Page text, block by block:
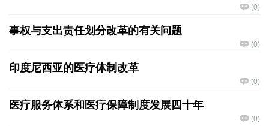
(0)
事权与支出责任划分改革的有关问题
(0)
印度尼西亚的医疗体制改革
(0)
医疗服务体系和医疗保障制度发展四十年
(0)